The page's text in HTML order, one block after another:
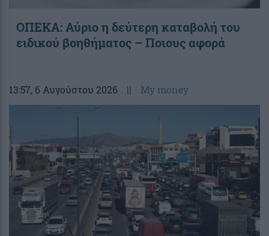
ΟΠΕΚΑ: Αύριο η δεύτερη καταβολή του
ειδικού βοηθήματος – Ποιους αφορά
13:57, 6 Αυγούστου 2026 || My money